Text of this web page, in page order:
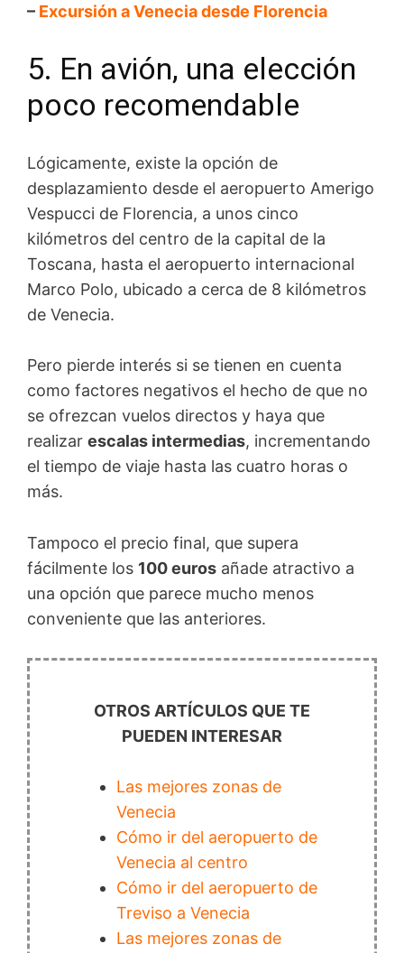
– Excursión a Venecia desde Florencia
5. En avión, una elección
poco recomendable
Lógicamente, existe la opción de
desplazamiento desde el aeropuerto Amerigo
Vespucci de Florencia, a unos cinco
kilómetros del centro de la capital de la
Toscana, hasta el aeropuerto internacional
Marco Polo, ubicado a cerca de 8 kilómetros
de Venecia.
Pero pierde interés si se tienen en cuenta
como factores negativos el hecho de que no
se ofrezcan vuelos directos y haya que
realizar escalas intermedias, incrementando
el tiempo de viaje hasta las cuatro horas o
más.
Tampoco el precio final, que supera
fácilmente los 100 euros añade atractivo a
una opción que parece mucho menos
conveniente que las anteriores.
OTROS ARTÍCULOS QUE TE
PUEDEN INTERESAR
Las mejores zonas de
Venecia
Cómo ir del aeropuerto de
Venecia al centro
Cómo ir del aeropuerto de
Treviso a Venecia
Las mejores zonas de